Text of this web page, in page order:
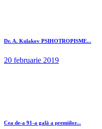
Dr. A. Kulakov PSIHOTROPISME...
20 februarie 2019
Cea de-a 91-a gală a premiilor...